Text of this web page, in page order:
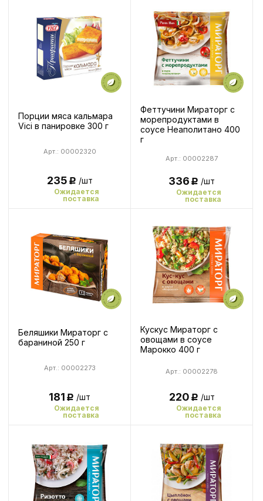
Порции мяса кальмара
Vici в панировке 300 г
Арт.: 00002320
235Р /шт
Ожидается
поставка
Феттучини Мираторг с
морепродуктами в
соусе Неаполитано 400
г
Арт.: 00002287
336Р /шт
Ожидается
поставка
Беляшики Мираторг с
бараниной 250 г
Арт.: 00002273
181Р /шт
Ожидается
поставка
Кускус Мираторг с
овощами в соусе
Марокко 400 г
Арт.: 00002278
220Р /шт
Ожидается
поставка